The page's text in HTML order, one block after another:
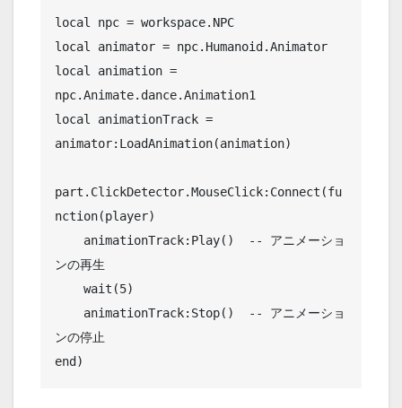
local npc = workspace.NPC
local animator = npc.Humanoid.Animator
local animation =
npc.Animate.dance.Animation1
local animationTrack =
animator:LoadAnimation(animation)
part.ClickDetector.MouseClick:Connect(fu
nction(player)
ンの再生
ンの停止
end)